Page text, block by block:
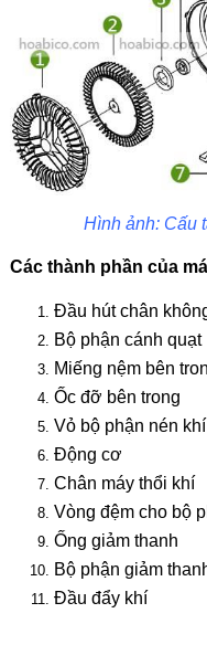
Hình ảnh: Cấu
Các thành phần của
Đầu hút chân
Bộ phận cánh quạt
Miếng nệm bên
Ốc đỡ bên trong
Vỏ bộ phận nén khí
Động cơ
Chân máy thổi khí
Vòng đệm cho bộ
Ống giảm thanh
Bộ phận giảm
Đầu đẩy khí